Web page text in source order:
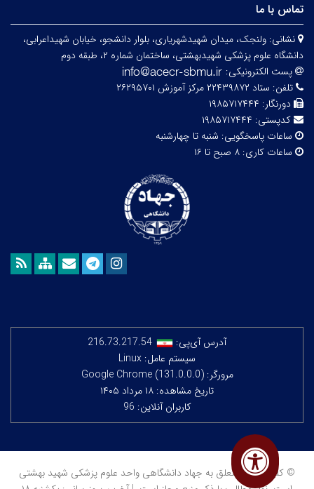
تماس با ما
نشانی: ولنجک، میدان شهیدشهریاری، بلوار دانشجو، خیابان شهیداعرابی،
دانشگاه علوم پزشکی شهیدبهشتی، ساختمان شماره ۲، طبقه دوم
پست الکترونیکی:
تلفن: ستاد ۲۲۴۳۹۸۷۲ مرکز آموزش ۲۶۲۹۵۷۰۱
دورنگار: ۱۹۸۵۷۱۷۴۴۴
کدپستی: ۱۹۸۵۷۱۷۴۴۴
ساعات پاسخگویی: شنبه تا چهارشنبه
ساعات کاری: ۸ صبح تا ۱۶
آدرس آی‌پی:
216.73.217.54
سیستم عامل: Linux
مرورگر: Google Chrome (131.0.0.0)
تاریخ مشاهده: ۱۸ مرداد ۱۴۰۵
کاربران آنلاین: 96
© کلیه حقوق متعلق به جهاد دانشگاهی واحد علوم پزشکی شهید بهشتی